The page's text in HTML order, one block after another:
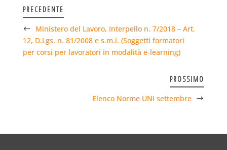
PRECEDENTE
Ministero del Lavoro, Interpello n. 7/2018 – Art.
12, D.Lgs. n. 81/2008 e s.m.i. (Soggetti formatori
per corsi per lavoratori in modalità e-learning)
PROSSIMO
Elenco Norme UNI settembre